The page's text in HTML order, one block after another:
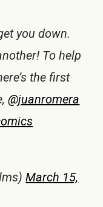
you down.
To help
the first
@juanromera
March 15,